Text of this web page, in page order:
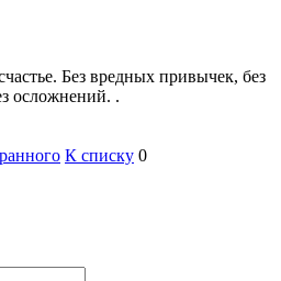
Без вредных привычек, без
осложнений. .
К списку 0